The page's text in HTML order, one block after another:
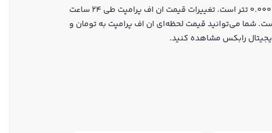
قیمت لحظه‌ای ان اف پرامپت هم اکنون معادل 88 تومان یا 0.00047 تتر است. تغییرات قیمت ان اف پرامپت طی 24 ساعت
مارکت کپ آن به 551,400 دلار رسیده است. شما می‌توانید قیمت لحظه‌ای ان اف پرامپت به تومان و
دیجیتال رابکس مشاهده کنید.